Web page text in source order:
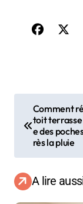
v
i
Comment
toit
e des
rès la pluie
A lire